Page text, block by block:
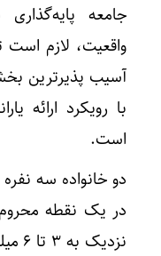
جامعه
واقعیت، لازم است
آسیب پذیرترین
با رویکرد ارائه
است.
دو خانواده سه
در یک نقطه